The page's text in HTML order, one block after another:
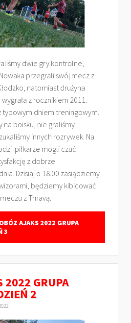
dwie gry kontrolne,
przegrali swój mecz z
natomiast drużyna
z rocznikiem 2011.
typowym dniem treningowym.
na boisku, nie graliśmy
innych rozrywek. Na
piłkarze mogli czuć
z dobrze
Dzisiaj o 18.00 zasiądziemy
będziemy kibicować
z Trnavą.
AJAKS 2022 GRUPA
3
2022 GRUPA
2